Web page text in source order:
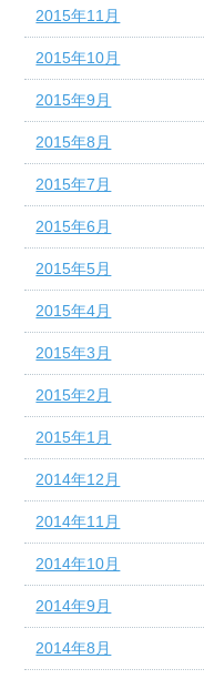
2015年11月
2015年10月
2015年9月
2015年8月
2015年7月
2015年6月
2015年5月
2015年4月
2015年3月
2015年2月
2015年1月
2014年12月
2014年11月
2014年10月
2014年9月
2014年8月